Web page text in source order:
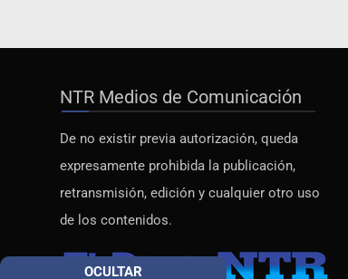
NTR Medios de Comunicación
De no existir previa autorización, queda
expresamente prohibida la publicación,
retransmisión, edición y cualquier otro uso
de los contenidos.
OCULTAR